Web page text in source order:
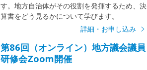
す。地方自治体がその役割を発揮するため、決
算書をどう見るかについて学びます。
詳細・お申し込み
第86回（オンライン）地方議会議員
研修会Zoom開催